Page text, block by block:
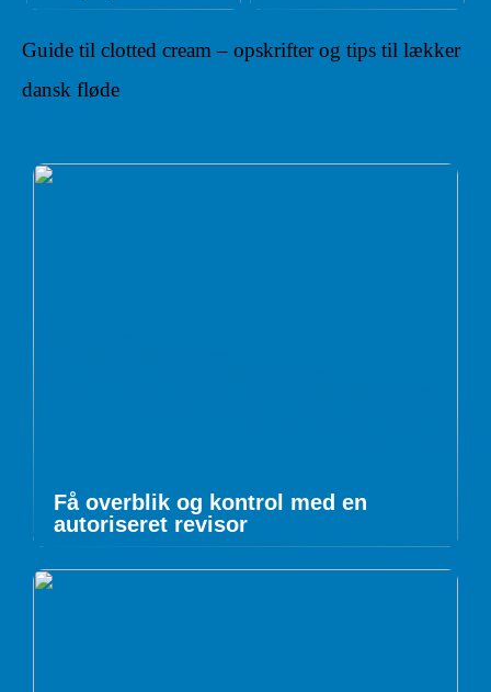
Guide til clotted cream – opskrifter og tips til lækker
dansk fløde
Få overblik og kontrol med en
autoriseret revisor